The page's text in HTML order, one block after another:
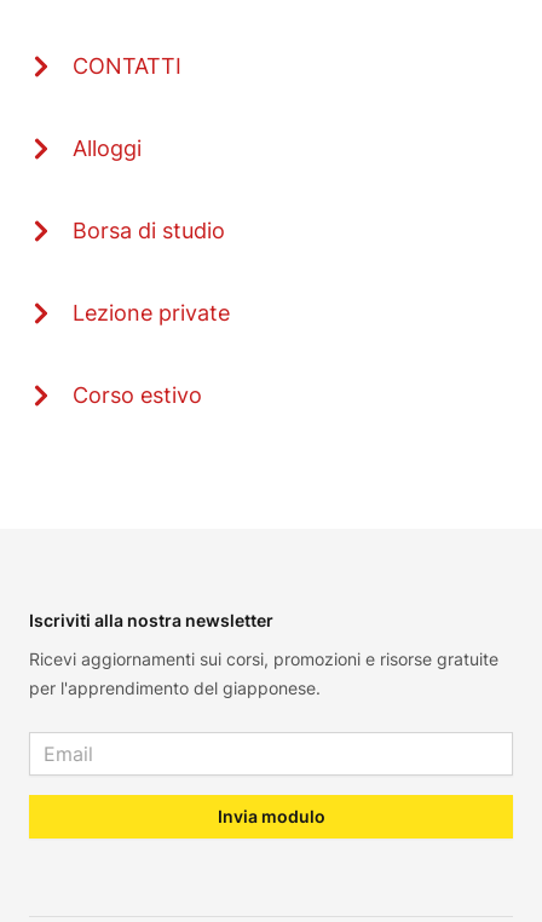
CONTATTI
Alloggi
Borsa di studio
Lezione private
Corso estivo
Iscriviti alla nostra newsletter
Ricevi aggiornamenti sui corsi, promozioni e risorse gratuite
per l'apprendimento del giapponese.
Email address
Invia modulo